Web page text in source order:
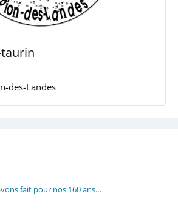
des-Landes
fait pour nos 160 ans…